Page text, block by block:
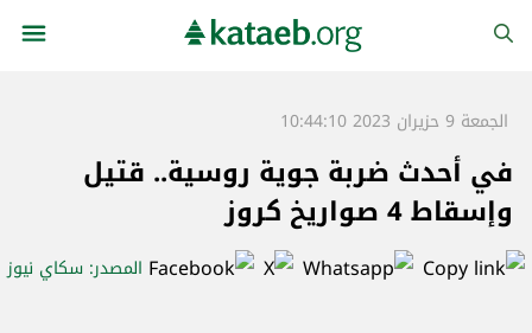
الجمعة 9 حزيران 2023 10:44:10
في أحدث ضربة جوية روسية.. قتيل
وإسقاط 4 صواريخ كروز
المصدر: سكاي نيوز